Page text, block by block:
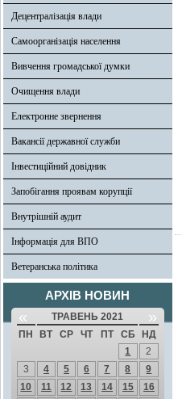
Децентралізація влади
Самоорганізація населення
Вивчення громадської думки
Очищення влади
Електронне звернення
Вакансії державної служби
Інвестиційний довідник
Запобігання проявам корупції
Внутрішній аудит
Інформація для ВПО
Ветеранська політика
АРХІВ НОВИН
« ТРАВЕНЬ 2021 »
ПН ВТ СР ЧТ ПТ СБ
НД
1
2
3
4 5 6 7 8
9
10
11 12 13 14 15
16